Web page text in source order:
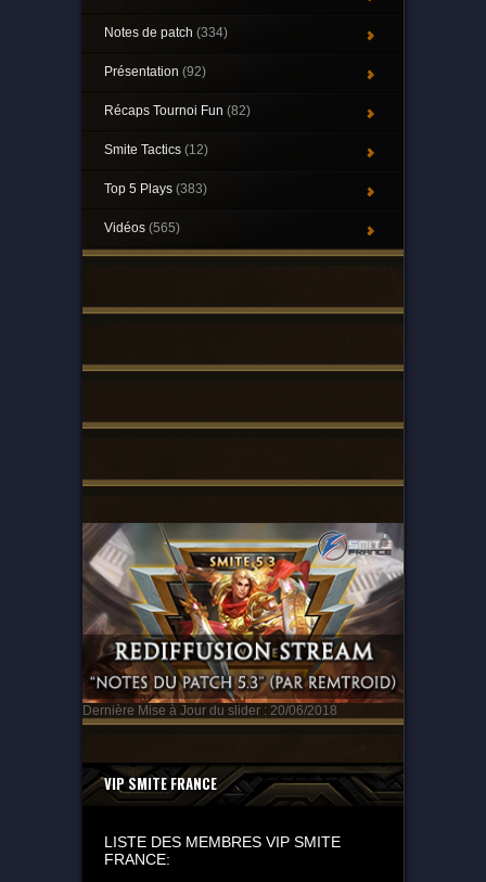
Notes de patch (334)
Présentation (92)
Récaps Tournoi Fun (82)
Smite Tactics (12)
Top 5 Plays (383)
Vidéos (565)
Dernière Mise à Jour du slider : 20/06/2018
VIP SMITE FRANCE
LISTE DES MEMBRES VIP SMITE
FRANCE: